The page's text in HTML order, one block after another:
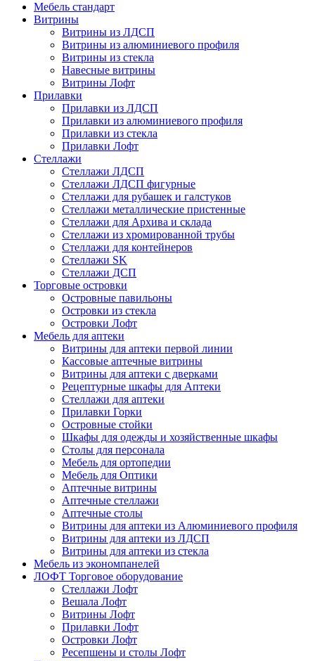
Мебель стандарт
Витрины
Витрины из ЛДСП
Витрины из алюминиевого профиля
Витрины из стекла
Навесные витрины
Витрины Лофт
Прилавки
Прилавки из ЛДСП
Прилавки из алюминиевого профиля
Прилавки из стекла
Прилавки Лофт
Стеллажи
Стеллажи ЛДСП
Стеллажи ЛДСП фигурные
Стеллажи для рубашек и галстуков
Стеллажи металлические пристенные
Стеллажи для Архива и склада
Стеллажи из хромированной трубы
Стеллажи для контейнеров
Стеллажи SK
Стеллажи ДСП
Торговые островки
Островные павильоны
Островки из стекла
Островки Лофт
Мебель для аптеки
Витрины для аптеки первой линии
Кассовые аптечные витрины
Витрины для аптеки с дверками
Рецептурные шкафы для Аптеки
Стеллажи для аптеки
Прилавки Горки
Островные стойки
Шкафы для одежды и хозяйственные шкафы
Столы для персонала
Мебель для ортопедии
Мебель для Оптики
Аптечные витрины
Аптечные стеллажи
Аптечные столы
Витрины для аптеки из Алюминиевого профиля
Витрины для аптеки из ЛДСП
Витрины для аптеки из стекла
Мебель из экономпанелей
ЛОФТ Торговое оборудование
Стеллажи Лофт
Вешала Лофт
Витрины Лофт
Прилавки Лофт
Островки Лофт
Ресепшены и столы Лофт